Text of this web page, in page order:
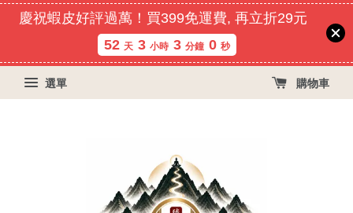
慶祝蝦皮好評過萬！買399免運費, 再立折29元
52 天 3 小時 3 分鐘 0 秒
選單 購物車